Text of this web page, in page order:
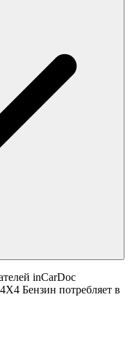
inCarDoc
Бензин потребляет в